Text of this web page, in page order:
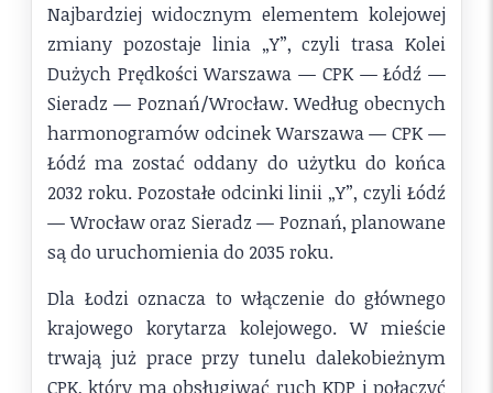
Najbardziej widocznym elementem kolejowej
zmiany pozostaje linia „Y”, czyli trasa Kolei
Dużych Prędkości Warszawa — CPK — Łódź —
Sieradz — Poznań/Wrocław. Według obecnych
harmonogramów odcinek Warszawa — CPK —
Łódź ma zostać oddany do użytku do końca
2032 roku. Pozostałe odcinki linii „Y”, czyli Łódź
— Wrocław oraz Sieradz — Poznań, planowane
są do uruchomienia do 2035 roku.
Dla Łodzi oznacza to włączenie do głównego
krajowego korytarza kolejowego. W mieście
trwają już prace przy tunelu dalekobieżnym
CPK, który ma obsługiwać ruch KDP i połączyć